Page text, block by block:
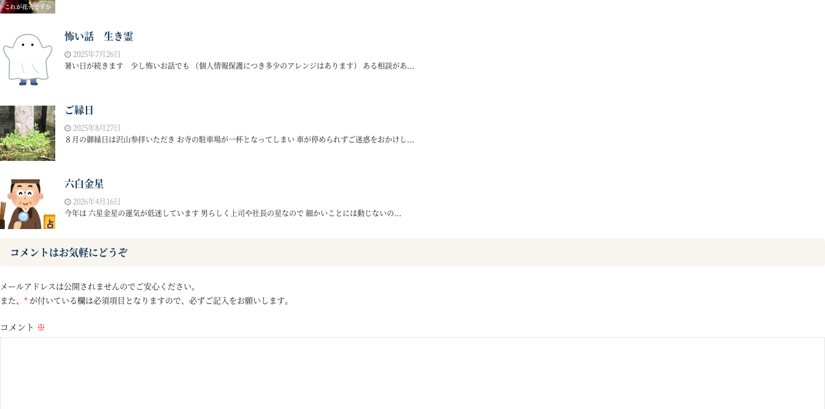
怖い話 生き霊
2025年7月26日
暑い日が続きます 少し怖いお話でも （個人情報保護につき多少のアレンジはあります） ある相談があ...
ご縁日
2025年8月27日
８月の御縁日は沢山参拝いただき お寺の駐車場が一杯となってしまい 車が停められずご迷惑をおかけし...
六白金星
2026年4月16日
今年は 六星金星の運気が低迷しています 男らしく上司や社長の星なので 細かいことには動じないの...
コメントはお気軽にどうぞ
メールアドレスは公開されませんのでご安心ください。
また、 * が付いている欄は必須項目となりますので、必ずご記入をお願いします。
コメント ※